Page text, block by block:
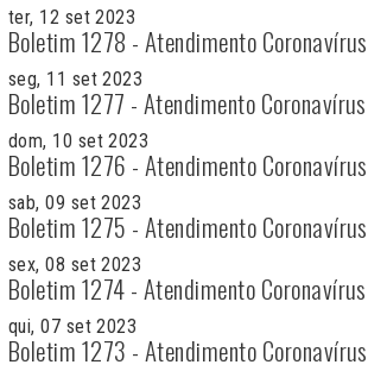
ter, 12 set 2023
Boletim 1278 - Atendimento Coronavírus
seg, 11 set 2023
Boletim 1277 - Atendimento Coronavírus
dom, 10 set 2023
Boletim 1276 - Atendimento Coronavírus
sab, 09 set 2023
Boletim 1275 - Atendimento Coronavírus
sex, 08 set 2023
Boletim 1274 - Atendimento Coronavírus
qui, 07 set 2023
Boletim 1273 - Atendimento Coronavírus